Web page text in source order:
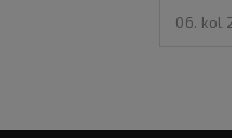
06. kol